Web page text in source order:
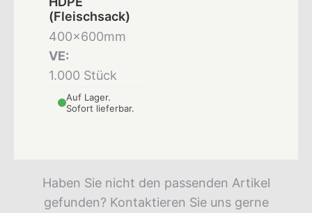
(Fleischsack)
400x600mm
VE:
1.000 Stück
Auf Lager.
Sofort lieferbar.
Haben Sie nicht den passenden Artikel
gefunden? Kontaktieren Sie uns gerne